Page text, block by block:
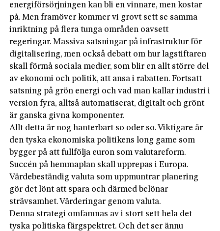
energiförsörjningen kan bli en vinnare, men kostar
på. Men framöver kommer vi grovt sett se samma
inriktning på flera tunga områden oavsett
regeringar. Massiva satsningar på infrastruktur för
digitalisering, men också debatt om hur lagstiftaren
skall förmå sociala medier, som blir en allt större del
av ekonomi och politik, att ansa i rabatten. Fortsatt
satsning på grön energi och vad man kallar industri i
version fyra, alltså automatiserat, digitalt och grönt
är ganska givna komponenter.
Allt detta är nog hanterbart so oder so. Viktigare är
den tyska ekonomiska politikens long game som
bygger på att fullfölja euron som valutareform.
Succén på hemmaplan skall upprepas i Europa.
Värdebeständig valuta som uppmuntrar planering
gör det lönt att spara och därmed belönar
strävsamhet. Värderingar genom valuta.
Denna strategi omfamnas av i stort sett hela det
tyska politiska färgspektret. Och det ser ännu